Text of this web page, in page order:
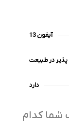
آیفون 13
در طبیعت
دارد
شما کدام